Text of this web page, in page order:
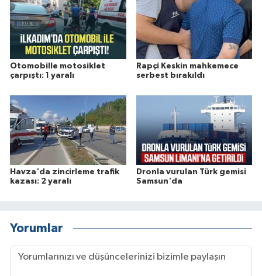
Otomobille motosiklet
çarpıştı: 1 yaralı
Rapçi Keskin mahkemece
serbest bırakıldı
Havza'da zincirleme trafik
kazası: 2 yaralı
Dronla vurulan Türk gemisi
Samsun'da
Yorumlar